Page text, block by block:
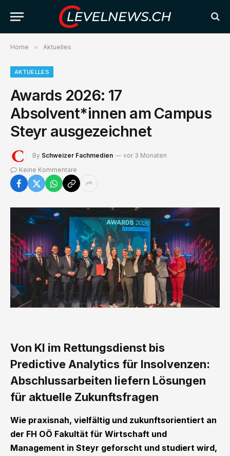
Home » Aktuelles
AKTUELLES
Awards 2026: 17
Absolvent*innen am Campus
Steyr ausgezeichnet
By Schweizer Fachmedien
vor 3 Monaten
Keine Kommentare
Von KI im Rettungsdienst bis
Predictive Analytics für Insolvenzen:
Abschlussarbeiten liefern Lösungen
für aktuelle Zukunftsfragen
Wie praxisnah, vielfältig und zukunftsorientiert an
der FH OÖ Fakultät für Wirtschaft und
Management in Steyr geforscht und studiert wird,